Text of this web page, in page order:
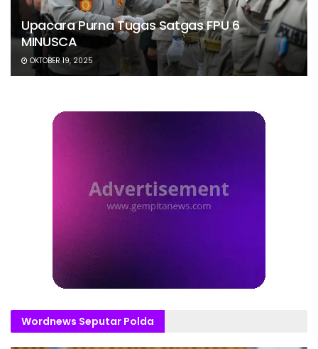
Upacara Purna Tugas Satgas FPU 6
MINUSCA
OKTOBER 19, 2025
Wordnews Seputar Polda